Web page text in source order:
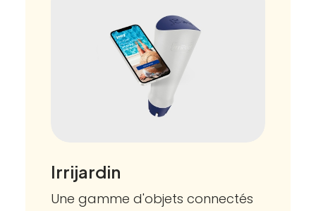
Irrijardin
Une gamme d'objets connectés